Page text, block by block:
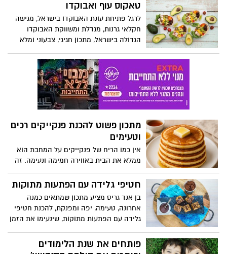
אהרוני בתכנית תמרה וחברים שמשודרת
בקשת 12 ובערוץ foody מעניקה מתכון קל
להכנה, טעים במיוחד, להכנת קציצות טונה
אפויות בתנור, עם הרבה טעם ובלי טיגון!
טאקוס עוף ואבוקדו
לרגל פתיחת עונת האבוקדו בישראל, מגישה
חקלאי גרנות, מגדלת ומשווקת האבוקדו
הגדולה בישראל, מתכון חגיגי, צבעוני ומלא
את האבוקדו הישראלי הטרי שזה עתה נקטף,
עם עוף עסיסי ותיבול רענן, ומזמינה את
הצרכנים ליהנות מחוויית בישול קלה, מהירה,
צבעונית ובריאה שמכניסה את האבוקדו
למרכז הצלחת. בתיאבון!
מתכון פשוט להכנת פנקייקים רכים
וטעימים
אין כמו הריח של פנקייקים על המחבת הוא
ממלא את הבית באווירה חמימה ונעימה. זה
תמיד מעלה חיוך ומכניס לאווירה של בוקר
רגוע, שבת נינוחה או ערב כיפי. קבלו מתכון
חטיפי גלידה עם הפתעות מתוקות
בן אנד גריס מציע מתכון שמתאים כמנה
אחרונה, טעימה, יפה ומפנקת, להכנת חטיפי
גלידה עם הפתעות מתוקות, שינעימו את הזמן
פותחים את שנת הלימודים